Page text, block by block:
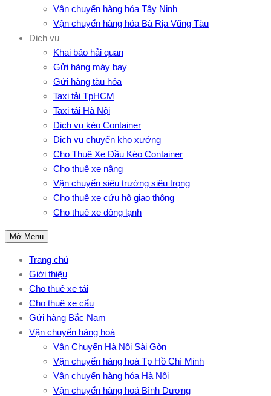
Vận chuyển hàng hóa Tây Ninh
Vận chuyển hàng hóa Bà Rịa Vũng Tàu
Dịch vụ
Khai báo hải quan
Gửi hàng máy bay
Gửi hàng tàu hỏa
Taxi tải TpHCM
Taxi tải Hà Nội
Dịch vụ kéo Container
Dịch vụ chuyển kho xưởng
Cho Thuê Xe Đầu Kéo Container
Cho thuê xe nâng
Vận chuyển siêu trường siêu trọng
Cho thuê xe cứu hộ giao thông
Cho thuê xe đông lạnh
Mở Menu
Trang chủ
Giới thiệu
Cho thuê xe tải
Cho thuê xe cẩu
Gửi hàng Bắc Nam
Vận chuyển hàng hoá
Vận Chuyển Hà Nội Sài Gòn
Vận chuyển hàng hoá Tp Hồ Chí Minh
Vận chuyển hàng hóa Hà Nội
Vận chuyển hàng hoá Bình Dương